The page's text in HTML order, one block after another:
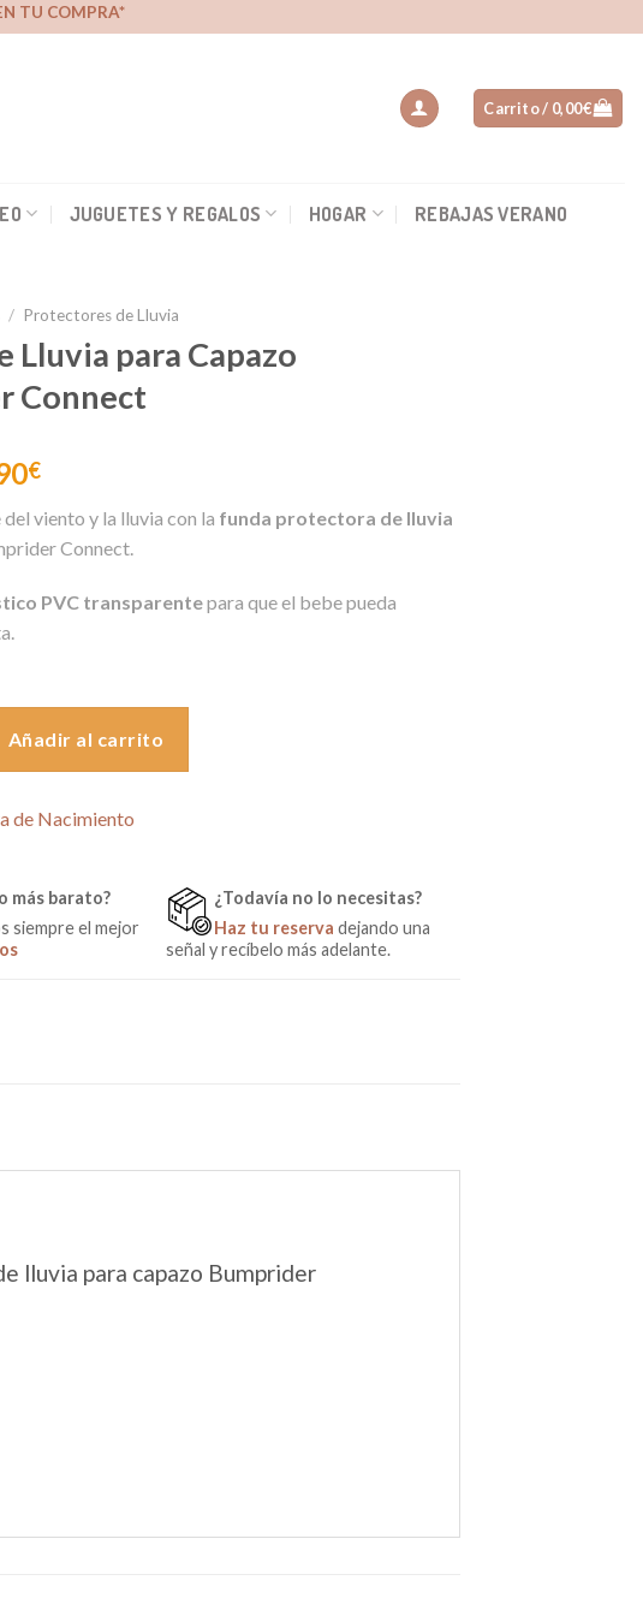
TU COMPRA*
Carrito / 0,00€
JUGUETES Y REGALOS HOGAR REBAJAS VERANO
/ Protectores de Lluvia
Lluvia para Capazo
Connect
€El
actual
es:
viento y la lluvia con la funda protectora de lluvia
Connect.
PVC transparentepara que el bebe pueda
Añadir al carrito
de Nacimiento
más barato?
siempre el mejor
¿Todavía no lo necesitas?
Haz tu reserva dejando una
señal y recíbelo más adelante.
lluvia para capazo Bumprider